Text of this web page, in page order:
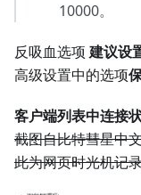
10000。
反吸血选项 建议设
高级设置中的选项
客户端列表中连接
截图自比特彗星中
此为网页时光机记